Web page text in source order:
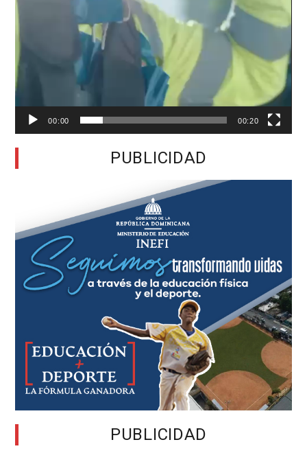
00:00 00:20
PUBLICIDAD
PUBLICIDAD